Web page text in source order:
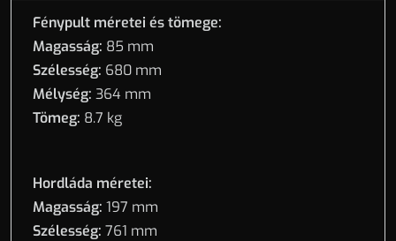
Fénypult méretei és tömege:
Magasság: 85 mm
Szélesség: 680 mm
Mélység: 364 mm
Tömeg: 8.7 kg
Hordláda méretei:
Magasság: 197 mm
Szélesség: 761 mm